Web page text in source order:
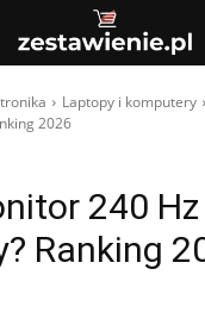
Laptopy i komputery
2026
240
Ranking